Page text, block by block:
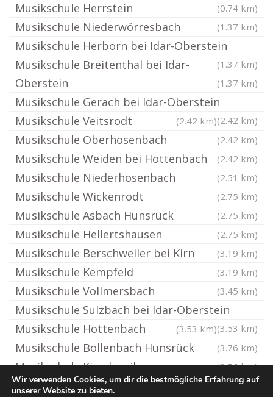
Musikschule Herrstein (0.74 km)
Musikschule Niederwörresbach (1.37 km)
Musikschule Herborn bei Idar-Oberstein
(1.37 km)
Musikschule Breitenthal bei Idar-
Oberstein
(1.37 km)
Musikschule Gerach bei Idar-Oberstein
(2.42 km)
Musikschule Veitsrodt (2.42 km)
Musikschule Oberhosenbach (2.42 km)
Musikschule Weiden bei Hottenbach (2.42 km)
Musikschule Niederhosenbach (2.51 km)
Musikschule Wickenrodt (2.75 km)
Musikschule Asbach Hunsrück (2.75 km)
Musikschule Hellertshausen (2.75 km)
Musikschule Berschweiler bei Kirn (3.19 km)
Musikschule Kempfeld (3.19 km)
Musikschule Vollmersbach (3.45 km)
Musikschule Sulzbach bei Idar-Oberstein
(3.53 km)
Musikschule Hottenbach (3.53 km)
Musikschule Bollenbach Hunsrück (3.76 km)
Musikschule Kirschweiler (3.76 km)
Wir verwenden Cookies, um dir die bestmögliche Erfahrung auf
unserer Website zu bieten.